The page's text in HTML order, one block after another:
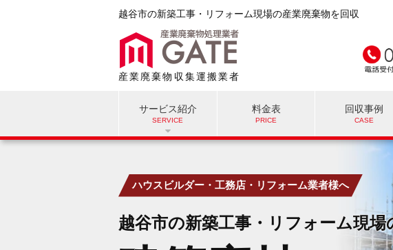
越谷市の新築工事・リフォーム現場の産業廃棄物を回収
産業廃棄物収集運搬業者
サービス紹介 料金表 回収事例
ハウスビルダー・工務店・リフォーム業者様へ
越谷市の新築工事・リフォーム現場